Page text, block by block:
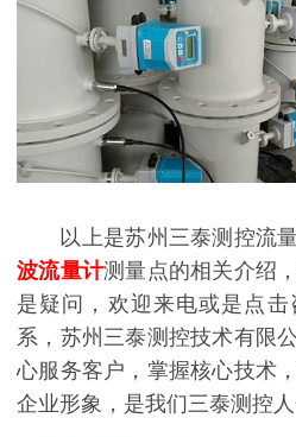
以上是苏州三泰测控流
波流量计测量点的相关介绍
是疑问，欢迎来电或是点
系，苏州三泰测控技术有限
心服务客户，掌握核心技术
企业形象，是我们三泰测控